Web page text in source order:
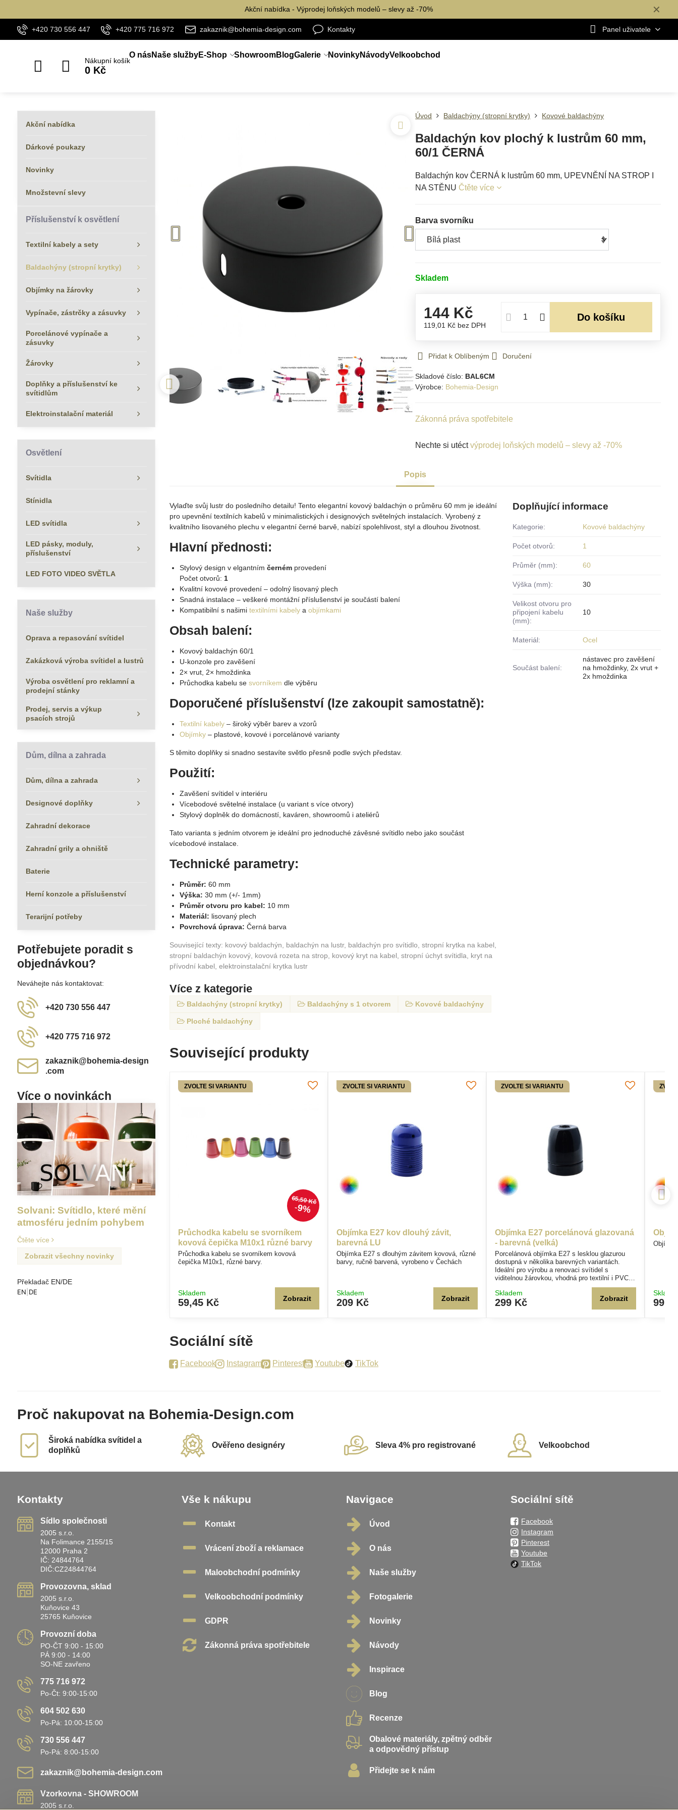
✕
Akční nabídka - Výprodej loňských modelů – slevy až -70%
+420 730 556 447 +420 775 716 972 zakaznik@bohemia-design.com Kontakty Panel uživatele
Nákupní košík
0 Kč
O násNaše službyE-Shop ShowroomBlogGalerie NovinkyNávodyVelkoobchod
Úvod Baldachýny (stropní krytky) Kovové baldachýny
Baldachýn kov plochý k lustrům 60 mm,
60/1 ČERNÁ
Baldachýn kov ČERNÁ k lustrům 60 mm, UPEVNĚNÍ NA STROP I
NA STĚNU Čtěte více
Barva svorníku
Skladem
144 Kč
119,01 Kč bez DPH
Do košíku
Přidat k Oblíbeným Doručení
Skladové číslo: BAL6CM
Výrobce: Bohemia-Design
Zákonná práva spotřebitele
Nechte si utéctvýprodej loňských modelů – slevy až -70%
Popis
Vylaďte svůj lustr do posledního detailu! Tento elegantní kovový baldachýn o průměru 60 mm je ideální
pro upevnění textilních kabelů v minimalistických i designových světelných instalacích. Vyrobený z
kvalitního lisovaného plechu v elegantní černé barvě, nabízí spolehlivost, styl a dlouhou životnost.
Hlavní přednosti:
Stylový design v elgantním černém provedení
Počet otvorů: 1
Kvalitní kovové provedení – odolný lisovaný plech
Snadná instalace – veškeré montážní příslušenství je součástí balení
Kompatibilní s našimitextilními kabely aobjímkami
Obsah balení:
Kovový baldachýn 60/1
U-konzole pro zavěšení
2× vrut, 2× hmoždinka
Průchodka kabelu sesvorníkem dle výběru
Doporučené příslušenství (lze zakoupit samostatně):
Textilní kabely – široký výběr barev a vzorů
Objímky – plastové, kovové i porcelánové varianty
S těmito doplňky si snadno sestavíte světlo přesně podle svých představ.
Použití:
Zavěšení svítidel v interiéru
Vícebodové světelné instalace (u variant s více otvory)
Stylový doplněk do domácností, kaváren, showroomů i ateliérů
Tato varianta s jedním otvorem je ideální pro jednoduché závěsné svítidlo nebo jako součást
vícebodové instalace.
Technické parametry:
Průměr: 60 mm
Výška: 30 mm (+/- 1mm)
Průměr otvoru pro kabel: 10 mm
Materiál: lisovaný plech
Povrchová úprava: Černá barva
Související texty: kovový baldachýn, baldachýn na lustr, baldachýn pro svítidlo, stropní krytka na kabel,
stropní baldachýn kovový, kovová rozeta na strop, kovový kryt na kabel, stropní úchyt svítidla, kryt na
přívodní kabel, elektroinstalační krytka lustr
Více z kategorie
Baldachýny (stropní krytky) Baldachýny s 1 otvorem Kovové baldachýny
Ploché baldachýny
Doplňující informace
Kategorie: Kovové baldachýny
Počet otvorů: 1
Průměr (mm): 60
Výška (mm): 30
Velikost otvoru pro
připojení kabelu
(mm):
10
Materiál: Ocel
Součást balení:
nástavec pro zavěšení
na hmoždinky, 2x vrut +
2x hmoždinka
Související produkty
65,50 Kč
9%
ZVOLTE SI VARIANTU
Průchodka kabelu se svorníkem
kovová čepička M10x1 různé barvy
Průchodka kabelu se svorníkem kovová
čepička M10x1, různé barvy.
Skladem
59,45 Kč Zobrazit
ZVOLTE SI VARIANTU
Objímka E27 kov dlouhý závit,
barevná LU
Objímka E27 s dlouhým závitem kovová, různé
barvy, ručně barvená, vyrobeno v Čechách
Skladem
209 Kč Zobrazit
ZVOLTE SI VARIANTU
Objímka E27 porcelánová glazovaná
- barevná (velká)
Porcelánová objímka E27 s lesklou glazurou
dostupná v několika barevných variantách.
Ideální pro výrobu a renovaci svítidel s
viditelnou žárovkou, vhodná pro textilní i PVC
Skladem
299 Kč Zobrazit 99
Sociální sítě
Facebook Instagram Pinterest Youtube TikTok
Akční nabídka
Dárkové poukazy
Novinky
Množstevní slevy
Příslušenství k osvětlení
Textilní kabely a sety
Baldachýny (stropní krytky)
Objímky na žárovky
Vypínače, zástrčky a zásuvky
Porcelánové vypínače a
zásuvky
Žárovky
Doplňky a příslušenství ke
svítidlům
Elektroinstalační materiál
Osvětlení
Svítidla
Stínidla
LED svítidla
LED pásky, moduly,
příslušenství
LED FOTO VIDEO SVĚTLA
Naše služby
Oprava a repasování svítidel
Zakázková výroba svítidel a lustrů
Výroba osvětlení pro reklamní a
prodejní stánky
Prodej, servis a výkup
psacích strojů
Dům, dílna a zahrada
Dům, dílna a zahrada
Designové doplňky
Zahradní dekorace
Zahradní grily a ohniště
Baterie
Herní konzole a příslušenství
Terarijní potřeby
Potřebujete poradit s
objednávkou?
Neváhejte nás kontaktovat:
+420 730 556 447
+420 775 716 972
zakaznik​@bohemia-design​
.com
Více o novinkách
Solvani: Svítidlo, které mění
atmosféru jedním pohybem
Čtěte více
Zobrazit všechny novinky
Překladač EN/DE
EN DE
Proč nakupovat na Bohemia-Design.com
Široká nabídka svítidel a
doplňků
Ověřeno designéry Sleva 4% pro registrované Velkoobchod
Kontakty
Sídlo společnosti
2005 s.r.o.
Na Folimance 2155/15
12000 Praha 2
IČ: 24844764
DIČ:CZ24844764
Provozovna, sklad
2005 s.r.o.
Kuňovice 43
25765 Kuňovice
Provozní doba
PO-ČT 9:00 - 15:00
PÁ 9:00 - 14:00
SO-NE zavřeno
775 716 972
Po-Čt: 9:00-15:00
604 502 630
Po-Pá: 10:00-15:00
730 556 447
Po-Pá: 8:00-15:00
zakaznik​@bohemia-design​.com
Vzorkovna - SHOWROOM
2005 s.r.o.
Vše k nákupu
Kontakt
Vrácení zboží a reklamace
Maloobchodní podmínky
Velkoobchodní podmínky
GDPR
Zákonná práva spotřebitele
Navigace
Úvod
O nás
Naše služby
Fotogalerie
Novinky
Návody
Inspirace
Blog
Recenze
Obalové materiály, zpětný odběr
a odpovědný přístup
Přidejte se k nám
Sociální sítě
Facebook
Instagram
Pinterest
Youtube
TikTok